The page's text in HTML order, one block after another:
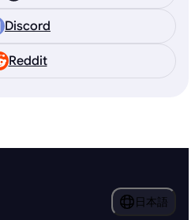
Discord
Reddit
日本語